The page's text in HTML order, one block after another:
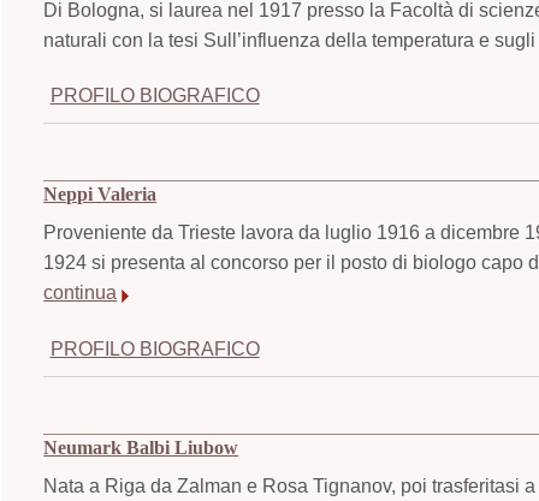
Di Bologna, si laurea nel 1917 presso la Facoltà di
naturali con la tesi Sull’influenza della temperatura e
PROFILO BIOGRAFICO
Neppi Valeria
Proveniente da Trieste lavora da luglio 1916 a dicembre
1924 si presenta al concorso per il posto di biologo capo
continua
PROFILO BIOGRAFICO
Neumark Balbi Liubow
Nata a Riga da Zalman e Rosa Tignanov, poi trasferitasi